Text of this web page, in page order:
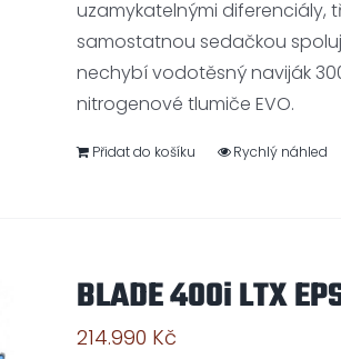
uzamykatelnými diferenciály,
samostatnou sedačkou
nechybí vodotěsný naviják
nitrogenové tlumiče EVO.
Přidat do košíku Rychlý náhled
BLADE 400i LTX
214.990 Kč